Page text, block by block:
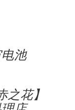
池
之花】